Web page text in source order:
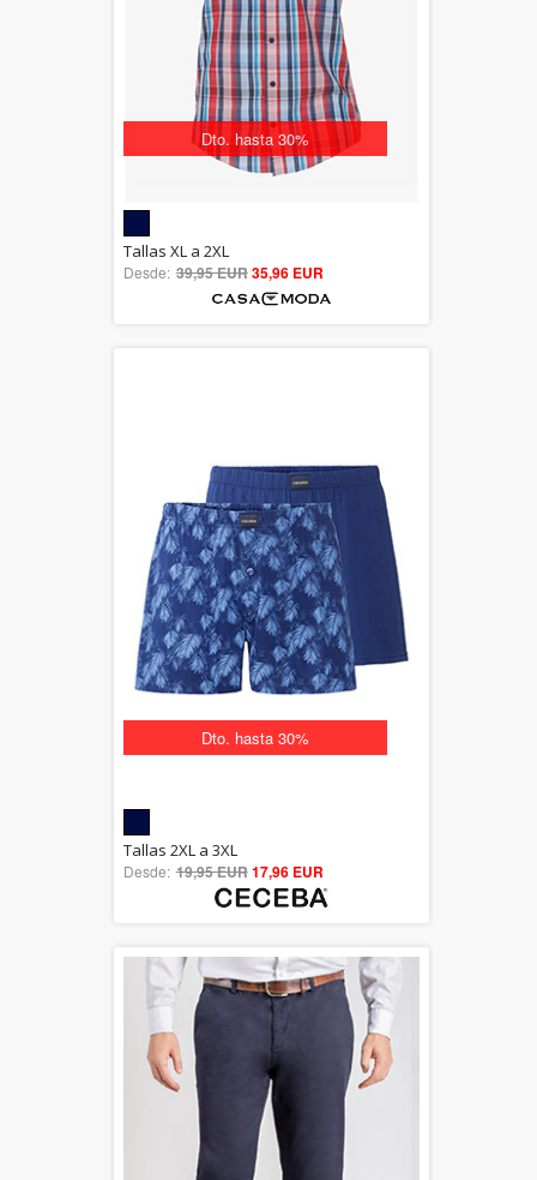
Dto. hasta 30%
5.00
out of 5
Tallas XL a 2XL
Desde: 39,95 EUR35,96 EUR
Dto. hasta 30%
5.00
out of 5
Tallas 2XL a 3XL
Desde: 19,95 EUR17,96 EUR